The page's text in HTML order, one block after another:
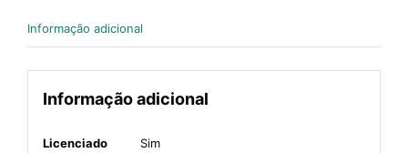
Informação adicional
Informação adicional
Licenciado Sim